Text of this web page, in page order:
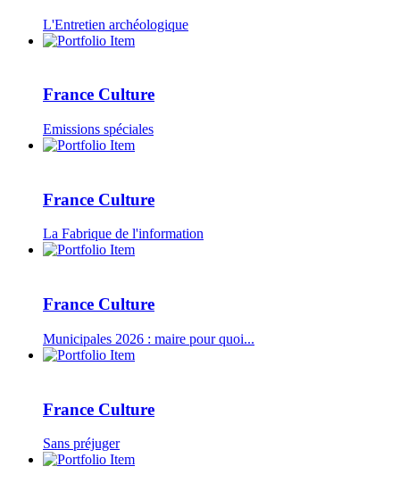
L'Entretien archéologique
France Culture
Emissions spéciales
France Culture
La Fabrique de l'information
France Culture
Municipales 2026 : maire pour quoi...
France Culture
Sans préjuger